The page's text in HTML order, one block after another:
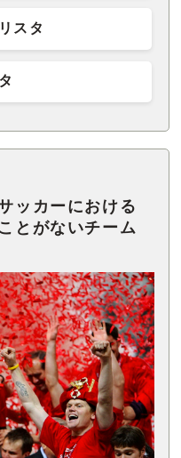
スタ
ッカーにおける
とがないチーム